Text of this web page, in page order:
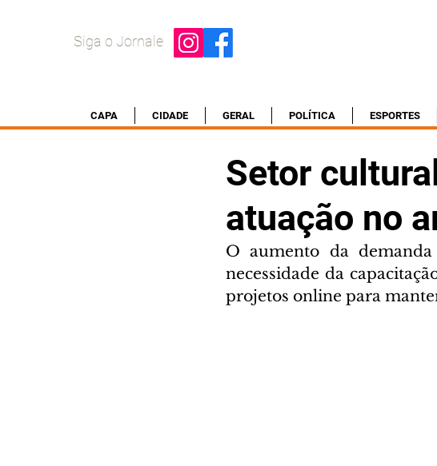
Siga o Jornale
CAPA CIDADE GERAL POLÍTICA ESPORTES
Setor
atuação no
O aumento da
necessidade da
projetos online para